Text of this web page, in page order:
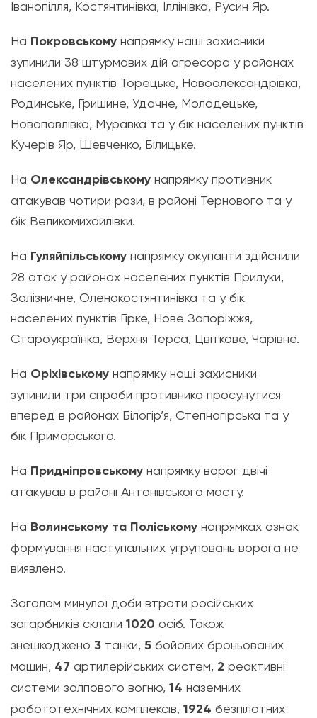
Іванопілля, Костянтинівка, Іллінівка, Русин Яр.
На Покровському напрямку наші захисники
зупинили 38 штурмових дій агресора у районах
населених пунктів Торецьке, Новоолександрівка,
Родинське, Гришине, Удачне, Молодецьке,
Новопавлівка, Муравка та у бік населених пунктів
Кучерів Яр, Шевченко, Білицьке.
На Олександрівському напрямку противник
атакував чотири рази, в районі Тернового та у
бік Великомихайлівки.
На Гуляйпільському напрямку окупанти здійснили
28 атак у районах населених пунктів Прилуки,
Залізничне, Оленокостянтинівка та у бік
населених пунктів Гірке, Нове Запоріжжя,
Староукраїнка, Верхня Терса, Цвіткове, Чарівне.
На Оріхівському напрямку наші захисники
зупинили три спроби противника просунутися
вперед в районах Білогір’я, Степногірська та у
бік Приморського.
На Придніпровському напрямку ворог двічі
атакував в районі Антонівського мосту.
На Волинському та Поліському напрямках ознак
формування наступальних угруповань ворога не
виявлено.
Загалом минулої доби втрати російських
загарбників склали 1020 осіб. Також
знешкоджено 3 танки, 5 бойових броньованих
машин, 47 артилерійських систем, 2 реактивні
системи залпового вогню, 14 наземних
робототехнічних комплексів, 1924 безпілотних